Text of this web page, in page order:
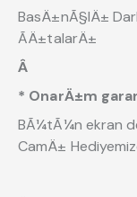
BasÄ±nÃ§lÄ±
ÃÄ±talarÄ±
Â
* OnarÄ±m
BÃ¼tÃ¼n ekran
CamÄ±